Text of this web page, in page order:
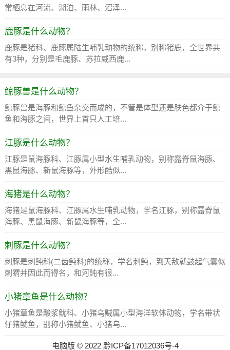
常栖息在河流、湖泊、雨林、沼泽...
鹿豚是什么动物？
鹿豚是猪科、鹿豚属陆生哺乳动物的统称，别称猪鹿，全世界共
有3种，分别是毛鹿豚、苏拉威西鹿...
鲸豚兽是什么动物？
鲸豚兽是海豚和鲸鱼杂交而成的，不管是体型还是肤色都介于鲸
鱼和海豚之间，世界上首只人工培...
江豚是什么动物？
江豚是鼠海豚科、江豚属小型水生哺乳动物，别称露脊鼠海豚、
黑鼠海豚、新鼠海豚等，外形酷似...
海猪是什么动物？
海猪是鼠海豚科、江豚属水生哺乳动物，学名江豚，别称露脊鼠
海豚、黑鼠海豚、新鼠海豚等，全...
刺豚是什么动物？
刺豚是刺鲀科(二齿鲀科)的统称，学名刺鲀，到天敌就鼓起气囊似
刺猬并因此而得名，和河鲀有很...
小猪章鱼是什么动物？
小猪章鱼是酸浆鱿科、小猪乌贼属小型海洋软体动物，学名带状
仔猪鱿鱼，别称小猪鱿鱼、小猪乌...
电脑版 ©2022 黔ICP备17012036号-4